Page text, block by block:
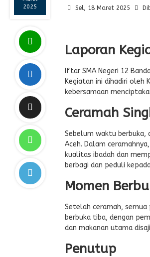
2025
Sel, 18 Maret 2025
Laporan
Iftar SMA Negeri 12
Kegiatan ini dihadiri oleh
kebersamaan
Ceramah
Sebelum waktu berbuka,
Aceh. Dalam
kualitas ibadah dan
berbagi dan peduli
Momen
Setelah ceramah,
berbuka tiba, dengan
dan makanan utama
Penutup